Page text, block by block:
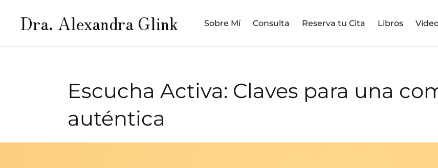
Dra. Alexandra Glink Sobre Mí Consulta Reserva tu Cita Libros
Escucha Activa: Claves para una
auténtica